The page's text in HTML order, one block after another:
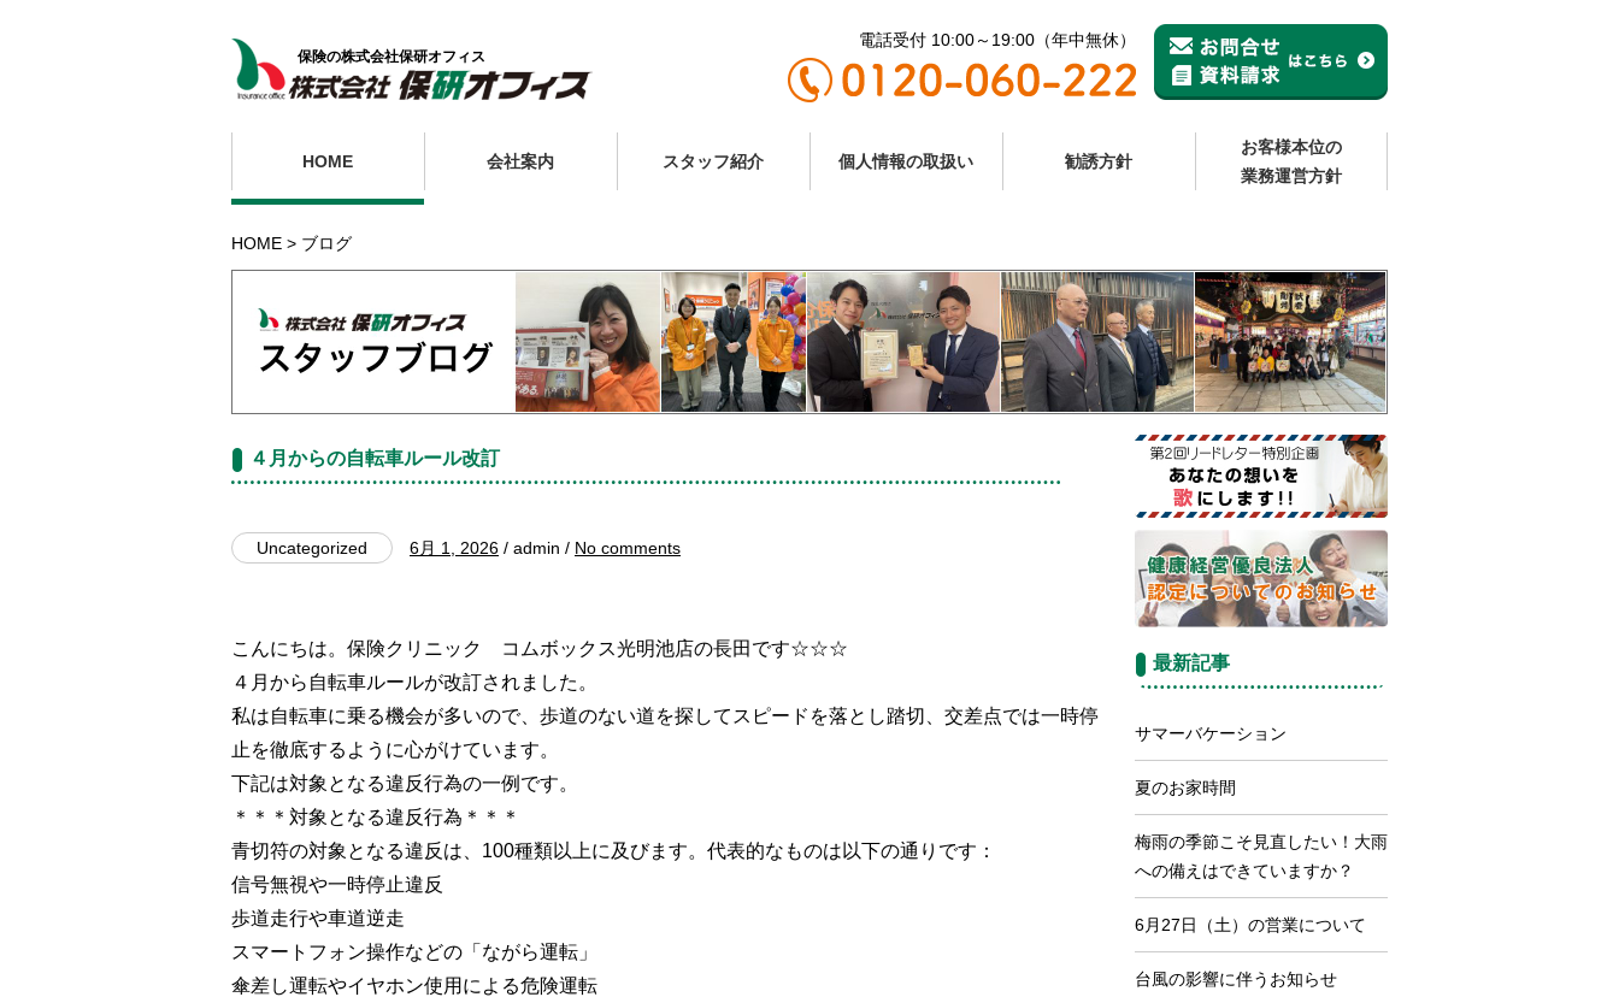
保険の株式会社保研オフィス
電話受付 10:00～19:00（年中無休）
HOME 会社案内 スタッフ紹介 個人情報の取扱い 勧誘方針
お客様本位の
業務運営方針
HOME ブログ
４月からの自転車ルール改訂
Uncategorized 6月 1, 2026 / admin / No comments
こんにちは。保険クリニック コムボックス光明池店の長田です☆☆☆
４月から自転車ルールが改訂されました。
私は自転車に乗る機会が多いので、歩道のない道を探してスピードを落とし踏切、交差点では一時停
止を徹底するように心がけています。
下記は対象となる違反行為の一例です。
＊＊＊対象となる違反行為＊＊＊
青切符の対象となる違反は、100種類以上に及びます。代表的なものは以下の通りです：
信号無視や一時停止違反
歩道走行や車道逆走
スマートフォン操作などの「ながら運転」
傘差し運転やイヤホン使用による危険運転
最新記事
サマーバケーション
夏のお家時間
梅雨の季節こそ見直したい！大雨
への備えはできていますか？
6月27日（土）の営業について
台風の影響に伴うお知らせ